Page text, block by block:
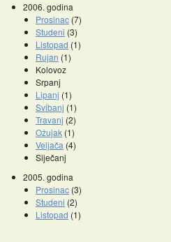
2006. godina
Prosinac (7)
Studeni (3)
Listopad (1)
Rujan (1)
Kolovoz
Srpanj
Lipanj (1)
Svibanj (1)
Travanj (2)
Ožujak (1)
Veljača (4)
Siječanj
2005. godina
Prosinac (3)
Studeni (2)
Listopad (1)